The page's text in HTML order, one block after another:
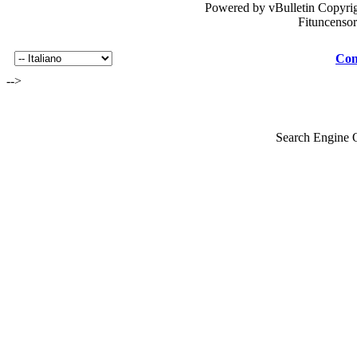
Powered by vBulletin
-->
Search Engine